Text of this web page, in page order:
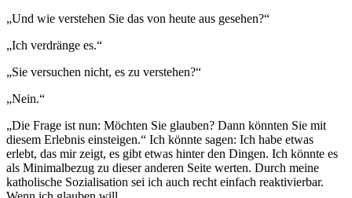
„Und wie verstehen Sie das von heute aus gesehen?“
„Ich verdränge es.“
„Sie versuchen nicht, es zu verstehen?“
„Nein.“
„Die Frage ist nun: Möchten Sie glauben? Dann könnten Sie mit
diesem Erlebnis einsteigen.“ Ich könnte sagen: Ich habe etwas
erlebt, das mir zeigt, es gibt etwas hinter den Dingen. Ich könnte es
als Minimalbezug zu dieser anderen Seite werten. Durch meine
katholische Sozialisation sei ich auch recht einfach reaktivierbar.